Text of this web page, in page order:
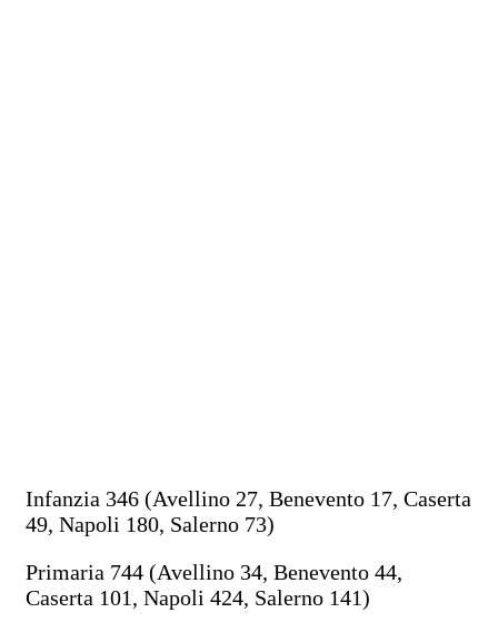
Infanzia 346 (Avellino 27, Benevento 17, Caserta
49, Napoli 180, Salerno 73)
Primaria 744 (Avellino 34, Benevento 44,
Caserta 101, Napoli 424, Salerno 141)